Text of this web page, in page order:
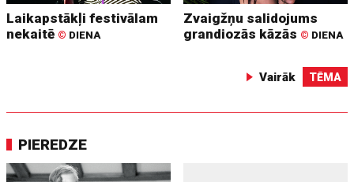
Laikapstākļi festivālam
nekaitē © DIENA
Zvaigžņu salidojums
grandiozās kāzās © DIENA
Vairāk TĒMA
PIEREDZE